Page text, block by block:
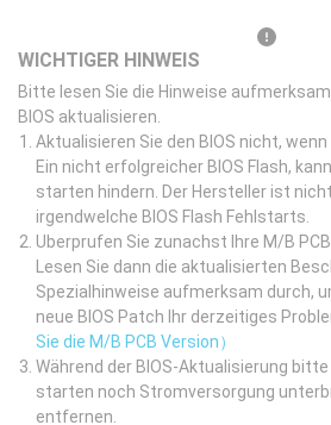
WICHTIGER HINWEIS
Bitte lesen Sie die Hinweise
BIOS aktualisieren.
Aktualisieren Sie den BIOS nicht,
Ein nicht erfolgreicher BIOS Flash,
starten hindern. Der Hersteller ist
irgendwelche BIOS Flash Fehlstarts.
Uberprufen Sie zunachst Ihre M/B
Lesen Sie dann die aktualisierten
Spezialhinweise aufmerksam durch,
neue BIOS Patch Ihr derzeitiges
Sie die M/B PCB Version）
Während der BIOS-Aktualisierung
starten noch Stromversorgung
entfernen.